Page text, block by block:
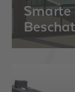
Smarte
In unserer
stellen wir